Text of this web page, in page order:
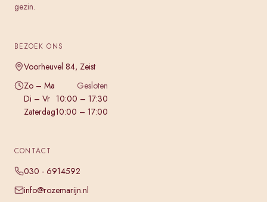
gezin.
BEZOEK ONS
Voorheuvel 84, Zeist
Zo – Ma
Gesloten
Di – Vr 10:00 – 17:30
Zaterdag10:00 – 17:00
CONTACT
030 - 6914592
info@rozemarijn.nl